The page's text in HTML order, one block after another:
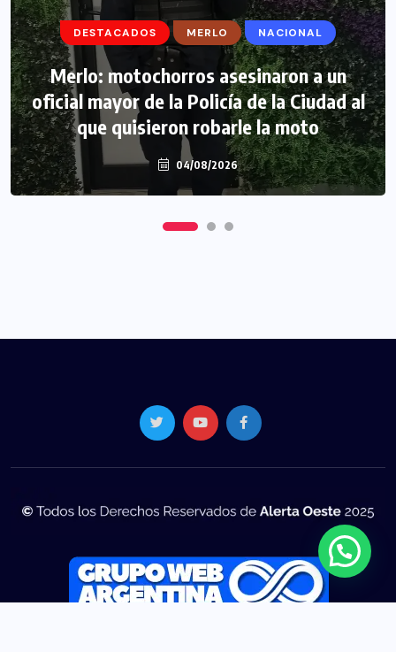
DESTACADOS MERLO NACIONAL
Merlo: motochorros asesinaron a un
oficial mayor de la Policía de la Ciudad al
que quisieron robarle la moto
04/08/2026
DESTACADOS MERLO MORÓN
Morón: se negó a declarar la funcionaria
narco y seguirá detenida camino a
prisión preventiva
04/08/2026